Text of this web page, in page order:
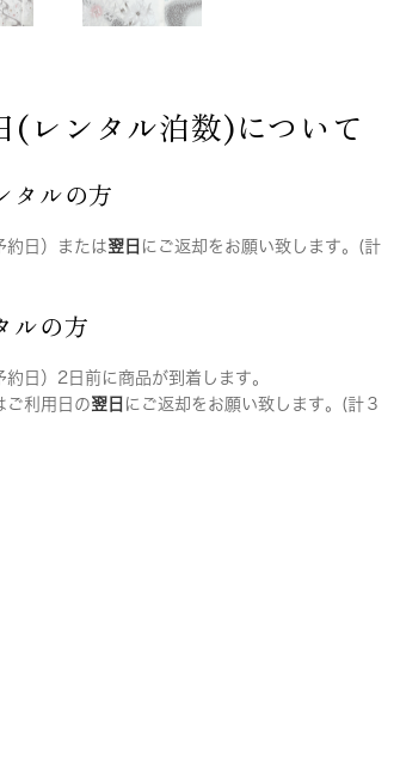
(レンタル泊数)について
タルの方
約日）または翌日 にご返却をお願い致します。(計
ルの方
約日）2日前に商品が到着します。
ご利用日の翌日 にご返却をお願い致します。(計３